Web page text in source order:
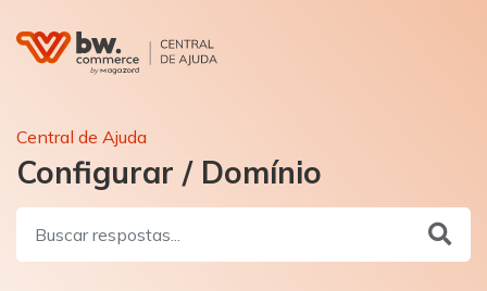
Central de Ajuda
Configurar / Domínio